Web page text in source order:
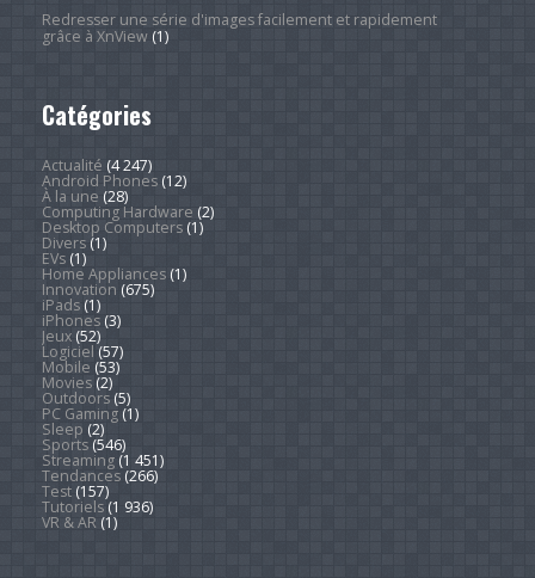
Redresser une série d'images facilement et rapidement
grâce à XnView(1)
Catégories
Actualité (4 247)
Android Phones(12)
À la une (28)
Computing Hardware (2)
Desktop Computers(1)
Divers(1)
EVs(1)
Home Appliances(1)
Innovation (675)
iPads(1)
iPhones(3)
Jeux(52)
Logiciel (57)
Mobile (53)
Movies(2)
Outdoors(5)
PC Gaming(1)
Sleep (2)
Sports(546)
Streaming(1 451)
Tendances(266)
Test(157)
Tutoriels(1 936)
VR & AR(1)